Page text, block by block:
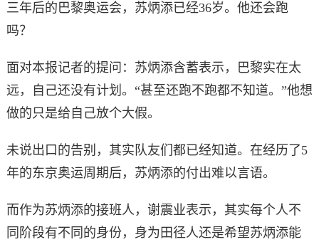
三年后的巴黎奥运会，苏炳添已经36岁。他还会跑
吗？
面对本报记者的提问：苏炳添含蓄表示，巴黎实在太
远，自己还没有计划。“甚至还跑不跑都不知道。”他想
做的只是给自己放个大假。
未说出口的告别，其实队友们都已经知道。在经历了5
年的东京奥运周期后，苏炳添的付出难以言语。
而作为苏炳添的接班人，谢震业表示，其实每个人不
同阶段有不同的身份，身为田径人还是希望苏炳添能